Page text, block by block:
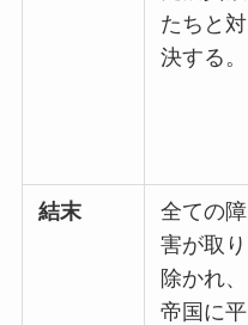
たちと対
決する。
結末
全ての障
害が取り
除かれ、
帝国に平